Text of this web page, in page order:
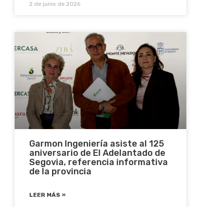
2 de junio de 2026
Garmon Ingeniería asiste al 125
aniversario de El Adelantado de
Segovia, referencia informativa
de la provincia
LEER MÁS »